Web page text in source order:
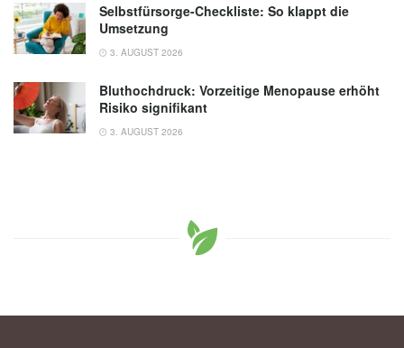
Selbstfürsorge-Checkliste: So klappt die
Umsetzung
3. AUGUST 2026
Bluthochdruck: Vorzeitige Menopause erhöht
Risiko signifikant
3. AUGUST 2026